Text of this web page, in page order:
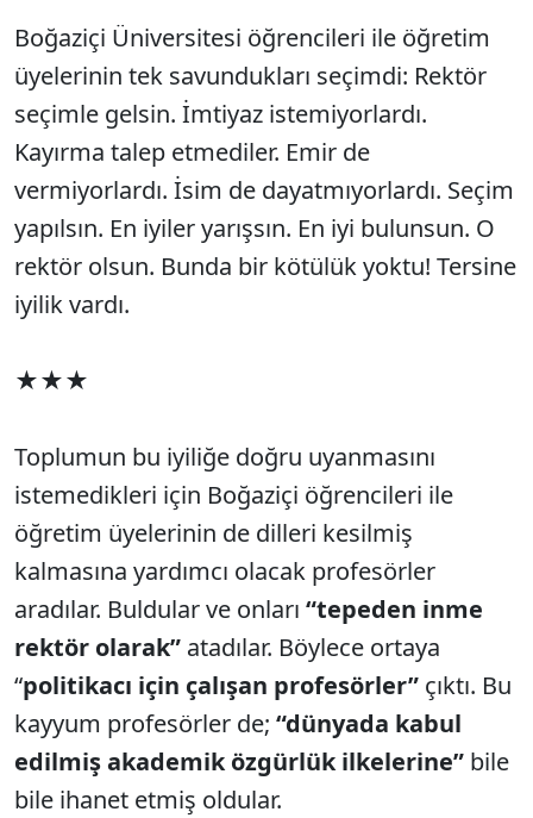
Boğaziçi Üniversitesi öğrencileri ile öğretim
üyelerinin tek savundukları seçimdi: Rektör
seçimle gelsin. İmtiyaz istemiyorlardı.
Kayırma talep etmediler. Emir de
vermiyorlardı. İsim de dayatmıyorlardı. Seçim
yapılsın. En iyiler yarışsın. En iyi bulunsun. O
rektör olsun. Bunda bir kötülük yoktu! Tersine
iyilik vardı.
★★★
Toplumun bu iyiliğe doğru uyanmasını
istemedikleri için Boğaziçi öğrencileri ile
öğretim üyelerinin de dilleri kesilmiş
kalmasına yardımcı olacak profesörler
aradılar. Buldular ve onları “tepeden inme
rektör olarak” atadılar. Böylece ortaya
“politikacı için çalışan profesörler” çıktı. Bu
kayyum profesörler de; “dünyada kabul
edilmiş akademik özgürlük ilkelerine” bile
bile ihanet etmiş oldular.